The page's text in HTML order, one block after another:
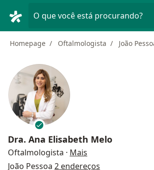
O que você está procurando?
Homepage Oftalmologista João
Dra. Ana Elisabeth Melo
Oftalmologista · Mais
João Pessoa 2 endereços